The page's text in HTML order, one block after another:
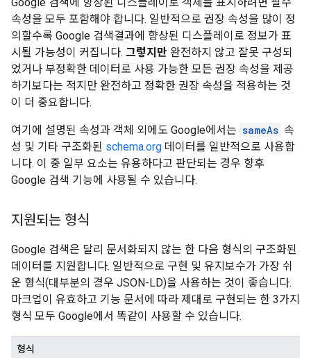
속성을 모두 포함해야 합니다. 일반적으로 권장 속성을 많이 정
의할수록 Google 검색결과에 향상된 디스플레이로 정보가 표
시될 가능성이 커집니다. 그렇지만 완전하지 않고 잘못 구성되
었거나 부정확한 데이터로 사용 가능한 모든 권장 속성을 제공
하기보다는 적지만 완전하고 정확한 권장 속성을 적용하는 것
이 더 중요합니다.
여기에 설명된 속성과 객체 외에도 Google에서는 sameAs 속
성 및 기타 구조화된 schema.org 데이터를 일반적으로 사용합
니다. 이 중 일부 요소는 유용하다고 판단되는 경우 향후
Google 검색 기능에 사용될 수 있습니다.
지원되는 형식
Google 검색은 달리 문서화되지 않는 한 다음 형식의 구조화된
데이터를 지원합니다. 일반적으로 구현 및 유지보수가 가장 쉬
운 형식(대부분의 경우 JSON-LD)을 사용하는 것이 좋습니다.
마크업이 유효하고 기능 문서에 따라 제대로 구현되는 한 3가지
형식 모두 Google에서 똑같이 사용할 수 있습니다.
형식